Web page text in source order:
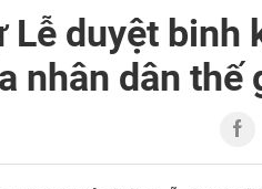
duyệt binh
nhân dân thế